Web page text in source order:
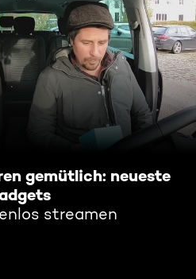
gemütlich: neueste
streamen